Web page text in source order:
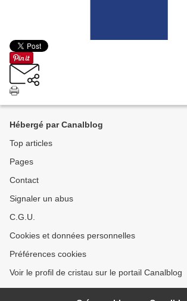
Hébergé par Canalblog
Top articles
Pages
Contact
Signaler un abus
C.G.U.
Cookies et données personnelles
Préférences cookies
Voir le profil de cristau sur le portail Canalblog